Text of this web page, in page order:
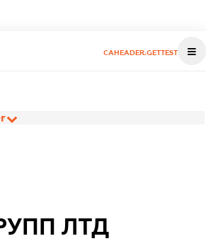
CAHEADER.GETTEST
ЛТД